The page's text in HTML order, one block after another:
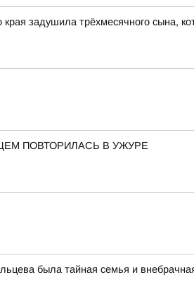
задушила трёхмесячного сына,
ПОВТОРИЛАСЬ В УЖУРЕ
была тайная семья и